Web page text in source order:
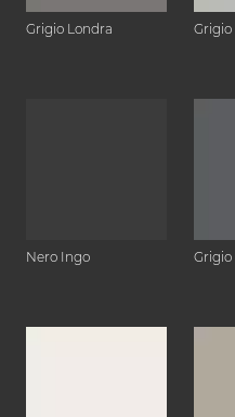
Grigio Londra Grigio
Nero Ingo